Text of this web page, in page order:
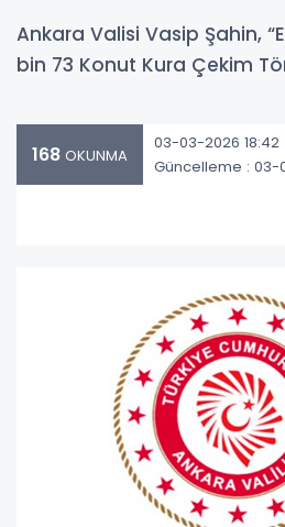
Ankara Valisi Vasip Şahin,
bin 73 Konut Kura Çekim
168 OKUNMA
03-03-2026 18:42
Güncelleme : 03-